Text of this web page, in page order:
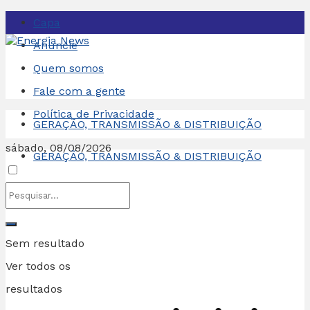
Capa
Anuncie
Quem somos
Fale com a gente
Política de Privacidade
sábado, 08/08/2026
Sem resultado
Ver todos os
resultados
GERAÇÃO, TRANSMISSÃO & DISTRIBUIÇÃO
GERAÇÃO, TRANSMISSÃO & DISTRIBUIÇÃO